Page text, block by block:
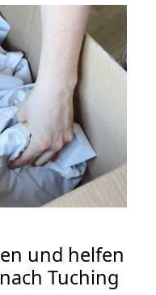
und helfen
Tuching